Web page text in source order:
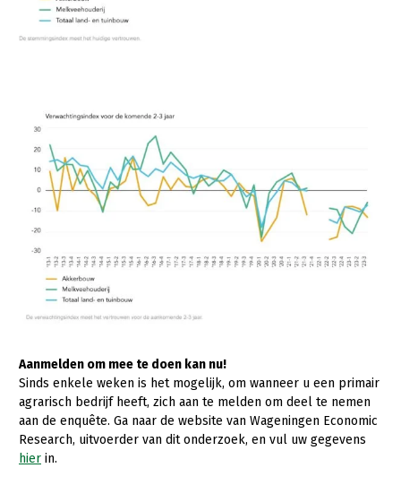
Aanmelden om mee te doen kan nu!
Sinds enkele weken is het mogelijk, om wanneer u een primair
agrarisch bedrijf heeft, zich aan te melden om deel te nemen
aan de enquête. Ga naar de website van Wageningen Economic
Research, uitvoerder van dit onderzoek, en vul uw gegevens
hier in.